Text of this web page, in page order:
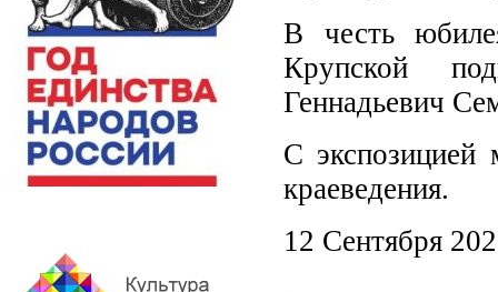
В честь
Крупской
Геннадьевич
С экспозицией
краеведения.
12 Сентября